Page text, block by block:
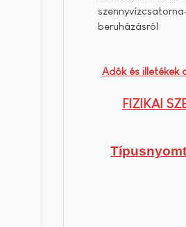
beruházásról
Adók és illetékek
FIZIKAI